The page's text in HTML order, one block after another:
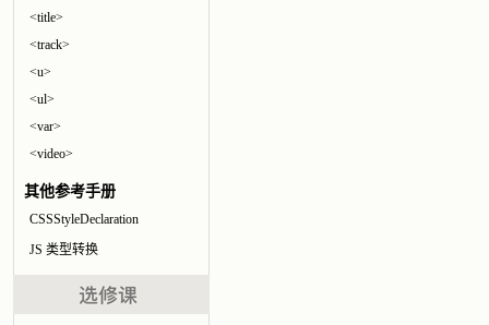
<title>
<track>
<u>
<ul>
<var>
<video>
其他参考手册
CSSStyleDeclaration
JS 类型转换